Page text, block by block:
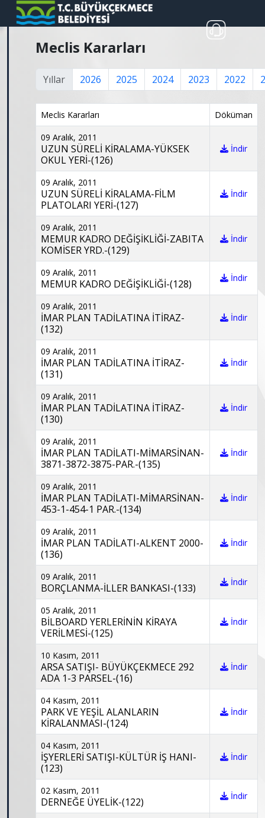
Meclis Kararları
Yıllar 2026 2025 2024 2023 2022
Meclis Kararları
Döküman
09 Aralık, 2011
UZUN SÜRELİ KİRALAMA-YÜKSEK
OKUL YERİ-(126)
İndir
09 Aralık, 2011
UZUN SÜRELİ KİRALAMA-FİLM
PLATOLARI YERİ-(127)
İndir
09 Aralık, 2011
MEMUR KADRO DEĞİŞİKLİĞİ-ZABITA
KOMİSER YRD.-(129)
İndir
09 Aralık, 2011
MEMUR KADRO DEĞİŞİKLİĞİ-(128) İndir
09 Aralık, 2011
İMAR PLAN TADİLATINA İTİRAZ-
(132)
İndir
09 Aralık, 2011
İMAR PLAN TADİLATINA İTİRAZ-
(131)
İndir
09 Aralık, 2011
İMAR PLAN TADİLATINA İTİRAZ-
(130)
İndir
09 Aralık, 2011
İMAR PLAN TADİLATI-MİMARSİNAN-
3871-3872-3875-PAR.-(135)
İndir
09 Aralık, 2011
İMAR PLAN TADİLATI-MİMARSİNAN-
453-1-454-1 PAR.-(134)
İndir
09 Aralık, 2011
İMAR PLAN TADİLATI-ALKENT 2000-
(136)
İndir
09 Aralık, 2011
BORÇLANMA-İLLER BANKASI-(133) İndir
05 Aralık, 2011
BİLBOARD YERLERİNİN KİRAYA
VERİLMESİ-(125)
İndir
10 Kasım, 2011
ARSA SATIŞI- BÜYÜKÇEKMECE 292
ADA 1-3 PARSEL-(16)
İndir
04 Kasım, 2011
PARK VE YEŞİL ALANLARIN
KİRALANMASI-(124)
İndir
04 Kasım, 2011
İŞYERLERİ SATIŞI-KÜLTÜR İŞ HANI-
(123)
İndir
02 Kasım, 2011
DERNEĞE ÜYELİK-(122) İndir